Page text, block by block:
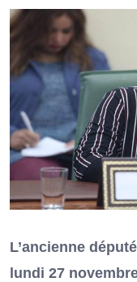
L’ancienne
lundi 27